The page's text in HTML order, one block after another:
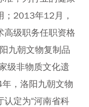
；2013年12月，
高级职务任职资格
九朝文物复制品
级非物质文化遗
，洛阳九朝文物
定为“河南省科